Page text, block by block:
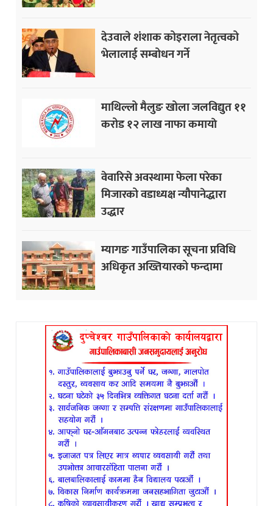
देउवाले शंशाक कोइराला नेतृत्वको
भेलालाई सम्बोधन गर्ने
माथिल्लो मैलुङ खोला जलविद्युत ११
करोड १२ लाख नाफा कमायाे
वेवारिसे अवस्थामा फेला परेका
मिजारको वडाध्यक्ष न्यौपानेद्धारा
उद्धार
म्यागङ गाउँपालिका सूचना प्रविधि
अधिकृत अख्तियारको फन्दामा